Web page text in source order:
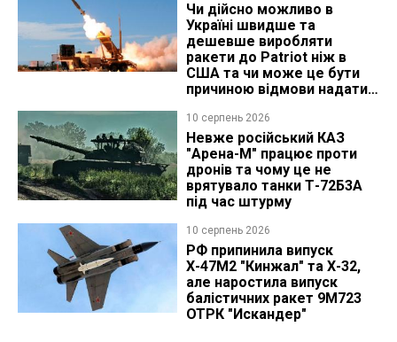
Чи дійсно можливо в
Україні швидше та
дешевше виробляти
ракети до Patriot ніж в
США та чи може це бути
причиною відмови надати
10 серпень 2026
Невже російський КАЗ
"Арена-М" працює проти
дронів та чому це не
врятувало танки Т-72Б3А
під час штурму
10 серпень 2026
РФ припинила випуск
Х-47М2 "Кинжал" та Х-32,
але наростила випуск
балістичних ракет 9М723
ОТРК "Искандер"